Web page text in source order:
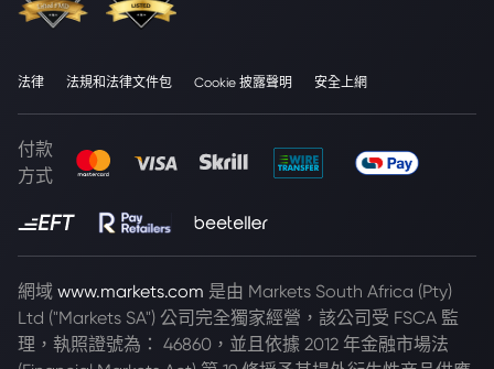
法律 法規和法律文件包 Cookie 披露聲明 安全上網
付款
方式
網域 www.markets.com 是由 Markets South Africa (Pty)
Ltd ("Markets SA") 公司完全獨家經營，該公司受 FSCA 監
理，執照證號為： 46860，並且依據 2012 年金融市場法